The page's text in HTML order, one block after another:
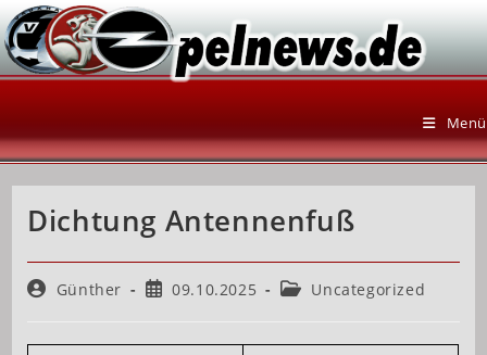
Zum
Inhalt
springen
Menü
Dichtung Antennenfuß
Beitrags-
Günther
Beitrag09.10.2025
Beitrags-
Uncategorized